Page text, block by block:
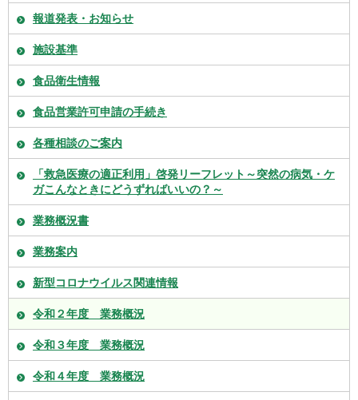
報道発表・お知らせ
施設基準
食品衛生情報
食品営業許可申請の手続き
各種相談のご案内
「救急医療の適正利用」啓発リーフレット～突然の病気・ケ
ガこんなときにどうずればいいの？～
業務概況書
業務案内
新型コロナウイルス関連情報
令和２年度 業務概況
令和３年度 業務概況
令和４年度 業務概況